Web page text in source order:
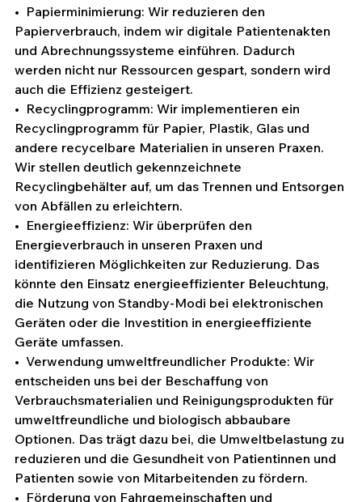
•  Papierminimierung: Wir reduzieren den
Papierverbrauch, indem wir digitale Patientenakten
und Abrechnungssysteme einführen. Dadurch
werden nicht nur Ressourcen gespart, sondern wird
auch die Effizienz gesteigert.
•  Recyclingprogramm: Wir implementieren ein
Recyclingprogramm für Papier, Plastik, Glas und
andere recycelbare Materialien in unseren Praxen.
Wir stellen deutlich gekennzeichnete
Recyclingbehälter auf, um das Trennen und Entsorgen
von Abfällen zu erleichtern.
•  Energieeffizienz: Wir überprüfen den
Energieverbrauch in unseren Praxen und
identifizieren Möglichkeiten zur Reduzierung. Das
könnte den Einsatz energieeffizienter Beleuchtung,
die Nutzung von Standby-Modi bei elektronischen
Geräten oder die Investition in energieeffiziente
Geräte umfassen.
•  Verwendung umweltfreundlicher Produkte: Wir
entscheiden uns bei der Beschaffung von
Verbrauchsmaterialien und Reinigungsprodukten für
umweltfreundliche und biologisch abbaubare
Optionen. Das trägt dazu bei, die Umweltbelastung zu
reduzieren und die Gesundheit von Patientinnen und
Patienten sowie von Mitarbeitenden zu fördern.
•  Förderung von Fahrgemeinschaften und